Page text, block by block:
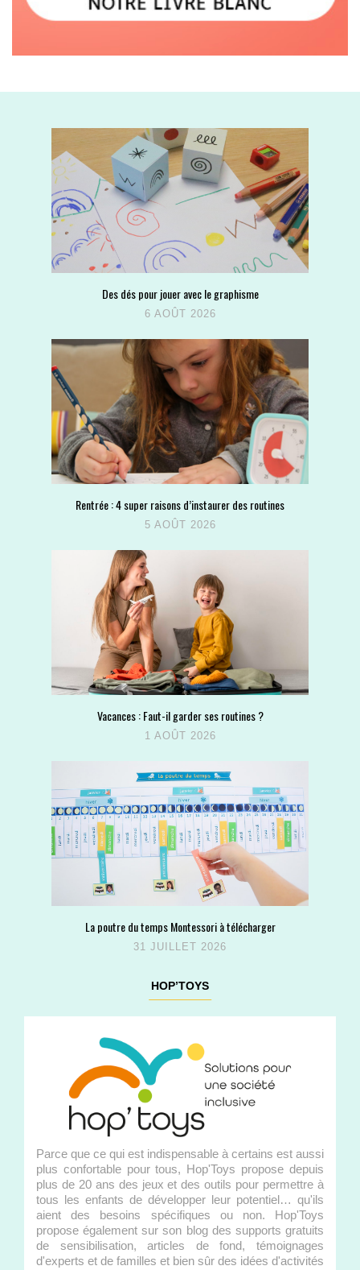
Des dés pour jouer avec le graphisme
6 AOÛT 2026
Rentrée : 4 super raisons d’instaurer des routines
5 AOÛT 2026
Vacances : Faut-il garder ses routines ?
1 AOÛT 2026
La poutre du temps Montessori à télécharger
31 JUILLET 2026
HOP’TOYS
Parce que ce qui est indispensable à certains est aussi
plus confortable pour tous, Hop'Toys propose depuis
plus de 20 ans des jeux et des outils pour permettre à
tous les enfants de développer leur potentiel… qu'ils
aient des besoins spécifiques ou non. Hop'Toys
propose également sur son blog des supports gratuits
de sensibilisation, articles de fond, témoignages
d'experts et de familles et bien sûr des idées d'activités